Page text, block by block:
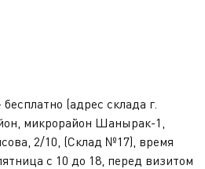
(адрес склада г.
микрорайон Шанырак-1,
2/10, (Склад №17) , время
с 10 до 18, перед визитом